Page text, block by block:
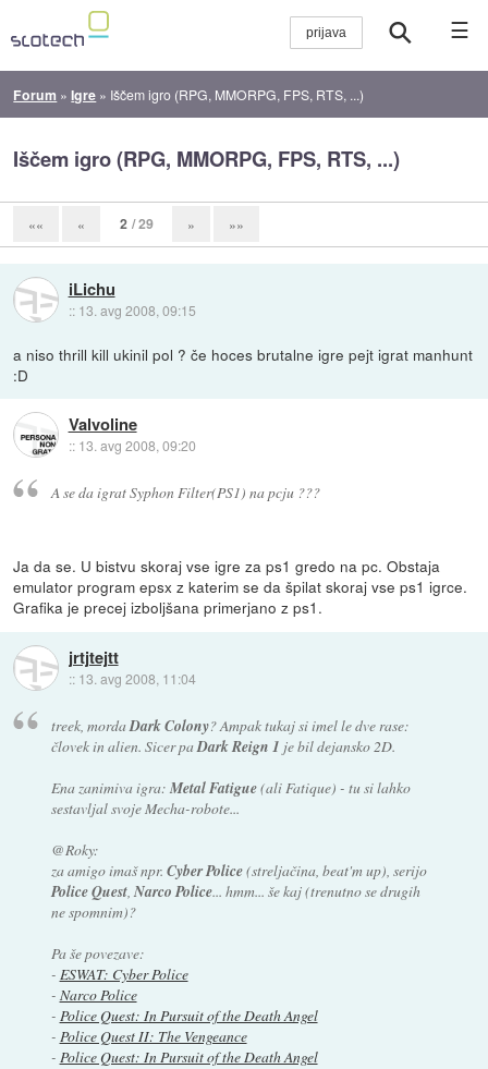
☰
Forum »Igre » Iščem igro (RPG, MMORPG, FPS, RTS, ...)
Iščem igro (RPG, MMORPG, FPS, RTS, ...)
«« « 2 / 29 » »»
iLichu
:: 13. avg 2008, 09:15
a niso thrill kill ukinil pol ? če hoces brutalne igre pejt igrat manhunt
:D
Valvoline
:: 13. avg 2008, 09:20
A se da igrat Syphon Filter(PS1) na pcju ???
Ja da se. U bistvu skoraj vse igre za ps1 gredo na pc. Obstaja
emulator program epsx z katerim se da špilat skoraj vse ps1 igrce.
Grafika je precej izboljšana primerjano z ps1.
jrtjtejtt
:: 13. avg 2008, 11:04
treek, mordaDark Colony? Ampak tukaj si imel le dve rase:
človek in alien. Sicer paDark Reign 1 je bil dejansko 2D.
Ena zanimiva igra:Metal Fatigue(ali Fatique) - tu si lahko
sestavljal svoje Mecha-robote...
@Roky:
za amigo imaš npr. Cyber Police(streljačina, beat'm up), serijo
Police Quest,Narco Police... hmm... še kaj (trenutno se drugih
ne spomnim)?
Pa še povezave:
- ESWAT: Cyber Police
- Narco Police
- Police Quest: In Pursuit of the Death Angel
- Police Quest II: The Vengeance
- Police Quest: In Pursuit of the Death Angel